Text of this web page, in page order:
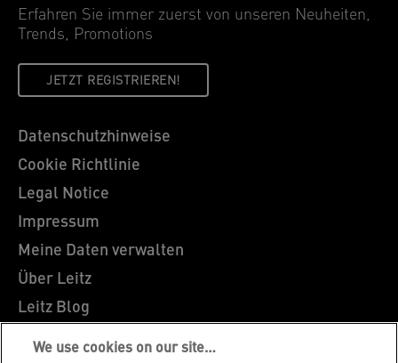
Erfahren Sie immer zuerst von unseren Neuheiten,
Trends, Promotions
JETZT REGISTRIEREN!
Datenschutzhinweise
Cookie Richtlinie
Legal Notice
Impressum
Meine Daten verwalten
Über Leitz
Leitz Blog
Karriere
We use cookies on our site…